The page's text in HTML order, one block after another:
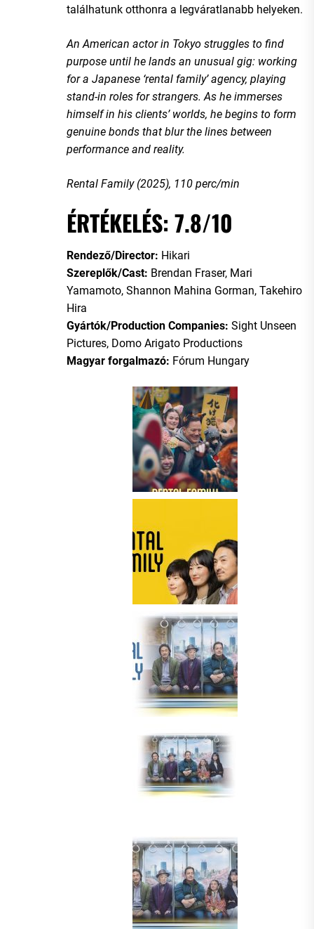
találhatunk otthonra a legváratlanabb helyeken.
An American actor in Tokyo struggles to find
purpose until he lands an unusual gig: working
for a Japanese ‘rental family’ agency, playing
stand-in roles for strangers. As he immerses
himself in his clients’ worlds, he begins to form
genuine bonds that blur the lines between
performance and reality.
Rental Family (2025), 110 perc/min
ÉRTÉKELÉS: 7.8/10
Rendező/Director: Hikari
Szereplők/Cast: Brendan Fraser, Mari
Yamamoto, Shannon Mahina Gorman, Takehiro
Hira
Gyártók/Production Companies: Sight Unseen
Pictures, Domo Arigato Productions
Magyar forgalmazó: Fórum Hungary